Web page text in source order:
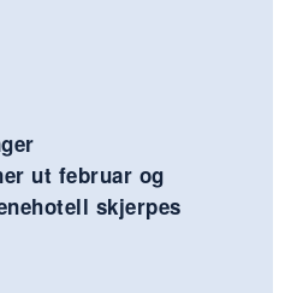
ut februar og
skjerpes